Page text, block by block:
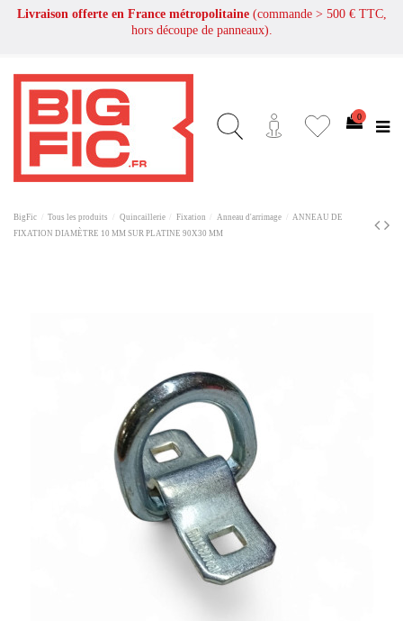
Livraison offerte en France métropolitaine (commande > 500 € TTC,
hors découpe de panneaux).
0
BigFic Tous les produits Quincaillerie Fixation Anneau d'arrimage
ANNEAU DE
FIXATION DIAMÈTRE 10 MM SUR PLATINE 90X30 MM